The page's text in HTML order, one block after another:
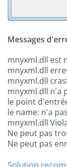
Messages
mnyxml.dll est
mnyxml.dll
mnyxml.dll
mnyxml.dll n'a
le point
le name: n'a
mnyxml.dll
Ne peut pas
Ne peut pas